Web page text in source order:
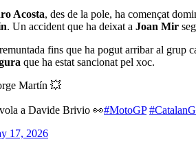
Acosta, des de la pole, ha començat
. Un accident que ha deixat a Joan Mir
fins que ha pogut arribar al grup
que ha estat sancionat pel xoc.
Martín 💥
a Davide Brivio 👀#MotoGP
17, 2026